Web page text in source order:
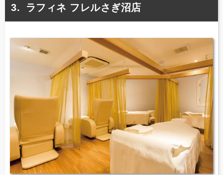
ラフィネ フレルさぎ沼店